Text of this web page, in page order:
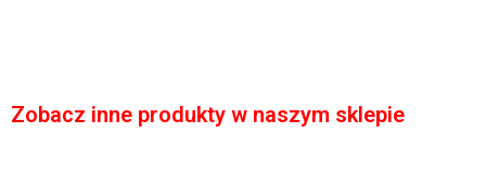
Zobacz inne produkty w naszym sklepie